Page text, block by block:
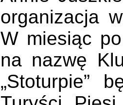
organizacja
W miesiąc
na nazwę
„Stoturpie”